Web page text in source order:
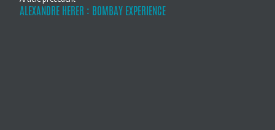
ALEXANDRE HERER : BOMBAY EXPERIENCE